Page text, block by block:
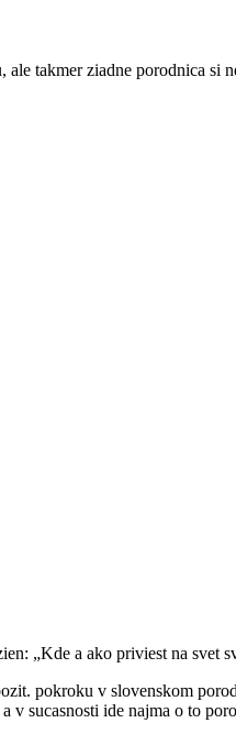
takmer ziadne porodnica
„Kde a ako priviest na svet
pokroku v slovenskom
v sucasnosti ide najma o to